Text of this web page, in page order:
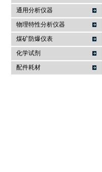
麦科仪（北京）科技有限公司
通用分析仪器
物理特性分析仪器
煤矿防爆仪表
化学试剂
配件耗材